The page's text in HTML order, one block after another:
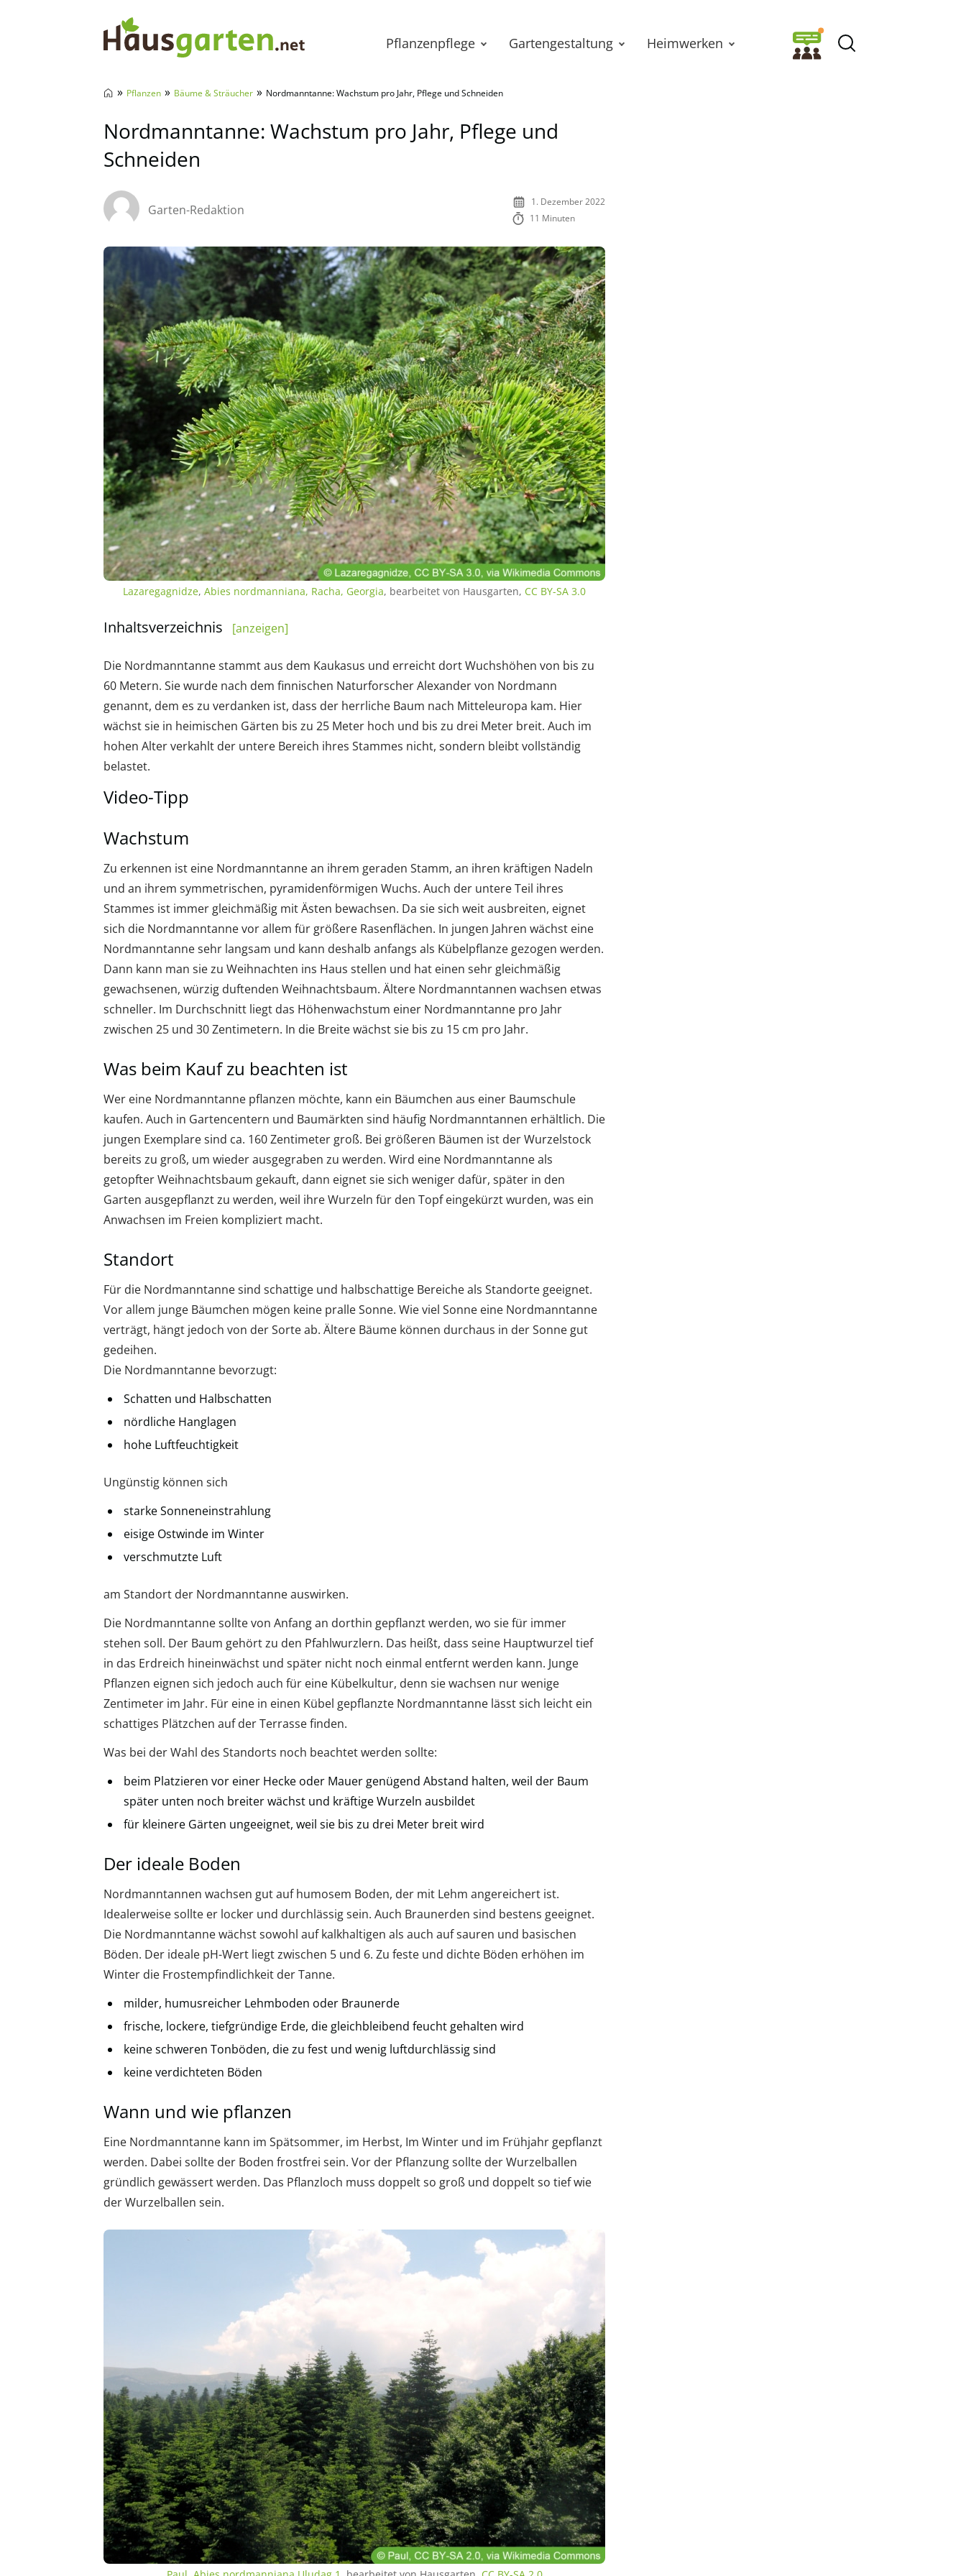
Pflanzenpflege Gartengestaltung Heimwerken
» Pflanzen » Bäume & Sträucher » Nordmanntanne: Wachstum pro Jahr, Pflege und Schneiden
Nordmanntanne: Wachstum pro Jahr, Pflege und
Schneiden
Garten-Redaktion
1. Dezember 2022
11 Minuten
Lazaregagnidze, Abies nordmanniana, Racha, Georgia, bearbeitet von Hausgarten, CC BY-SA 3.0
Inhaltsverzeichnis [anzeigen]
Die Nordmanntanne stammt aus dem Kaukasus und erreicht dort Wuchshöhen von bis zu
60 Metern. Sie wurde nach dem finnischen Naturforscher Alexander von Nordmann
genannt, dem es zu verdanken ist, dass der herrliche Baum nach Mitteleuropa kam. Hier
wächst sie in heimischen Gärten bis zu 25 Meter hoch und bis zu drei Meter breit. Auch im
hohen Alter verkahlt der untere Bereich ihres Stammes nicht, sondern bleibt vollständig
belastet.
Video-Tipp
Wachstum
Zu erkennen ist eine Nordmanntanne an ihrem geraden Stamm, an ihren kräftigen Nadeln
und an ihrem symmetrischen, pyramidenförmigen Wuchs. Auch der untere Teil ihres
Stammes ist immer gleichmäßig mit Ästen bewachsen. Da sie sich weit ausbreiten, eignet
sich die Nordmanntanne vor allem für größere Rasenflächen. In jungen Jahren wächst eine
Nordmanntanne sehr langsam und kann deshalb anfangs als Kübelpflanze gezogen werden.
Dann kann man sie zu Weihnachten ins Haus stellen und hat einen sehr gleichmäßig
gewachsenen, würzig duftenden Weihnachtsbaum. Ältere Nordmanntannen wachsen etwas
schneller. Im Durchschnitt liegt das Höhenwachstum einer Nordmanntanne pro Jahr
zwischen 25 und 30 Zentimetern. In die Breite wächst sie bis zu 15 cm pro Jahr.
Was beim Kauf zu beachten ist
Wer eine Nordmanntanne pflanzen möchte, kann ein Bäumchen aus einer Baumschule
kaufen. Auch in Gartencentern und Baumärkten sind häufig Nordmanntannen erhältlich. Die
jungen Exemplare sind ca. 160 Zentimeter groß. Bei größeren Bäumen ist der Wurzelstock
bereits zu groß, um wieder ausgegraben zu werden. Wird eine Nordmanntanne als
getopfter Weihnachtsbaum gekauft, dann eignet sie sich weniger dafür, später in den
Garten ausgepflanzt zu werden, weil ihre Wurzeln für den Topf eingekürzt wurden, was ein
Anwachsen im Freien kompliziert macht.
Standort
Für die Nordmanntanne sind schattige und halbschattige Bereiche als Standorte geeignet.
Vor allem junge Bäumchen mögen keine pralle Sonne. Wie viel Sonne eine Nordmanntanne
verträgt, hängt jedoch von der Sorte ab. Ältere Bäume können durchaus in der Sonne gut
gedeihen.
Die Nordmanntanne bevorzugt:
Schatten und Halbschatten
nördliche Hanglagen
hohe Luftfeuchtigkeit
Ungünstig können sich
starke Sonneneinstrahlung
eisige Ostwinde im Winter
verschmutzte Luft
am Standort der Nordmanntanne auswirken.
Die Nordmanntanne sollte von Anfang an dorthin gepflanzt werden, wo sie für immer
stehen soll. Der Baum gehört zu den Pfahlwurzlern. Das heißt, dass seine Hauptwurzel tief
in das Erdreich hineinwächst und später nicht noch einmal entfernt werden kann. Junge
Pflanzen eignen sich jedoch auch für eine Kübelkultur, denn sie wachsen nur wenige
Zentimeter im Jahr. Für eine in einen Kübel gepflanzte Nordmanntanne lässt sich leicht ein
schattiges Plätzchen auf der Terrasse finden.
Was bei der Wahl des Standorts noch beachtet werden sollte:
beim Platzieren vor einer Hecke oder Mauer genügend Abstand halten, weil der Baum
später unten noch breiter wächst und kräftige Wurzeln ausbildet
für kleinere Gärten ungeeignet, weil sie bis zu drei Meter breit wird
Der ideale Boden
Nordmanntannen wachsen gut auf humosem Boden, der mit Lehm angereichert ist.
Idealerweise sollte er locker und durchlässig sein. Auch Braunerden sind bestens geeignet.
Die Nordmanntanne wächst sowohl auf kalkhaltigen als auch auf sauren und basischen
Böden. Der ideale pH-Wert liegt zwischen 5 und 6. Zu feste und dichte Böden erhöhen im
Winter die Frostempfindlichkeit der Tanne.
milder, humusreicher Lehmboden oder Braunerde
frische, lockere, tiefgründige Erde, die gleichbleibend feucht gehalten wird
keine schweren Tonböden, die zu fest und wenig luftdurchlässig sind
keine verdichteten Böden
Wann und wie pflanzen
Eine Nordmanntanne kann im Spätsommer, im Herbst, Im Winter und im Frühjahr gepflanzt
werden. Dabei sollte der Boden frostfrei sein. Vor der Pflanzung sollte der Wurzelballen
gründlich gewässert werden. Das Pflanzloch muss doppelt so groß und doppelt so tief wie
der Wurzelballen sein.